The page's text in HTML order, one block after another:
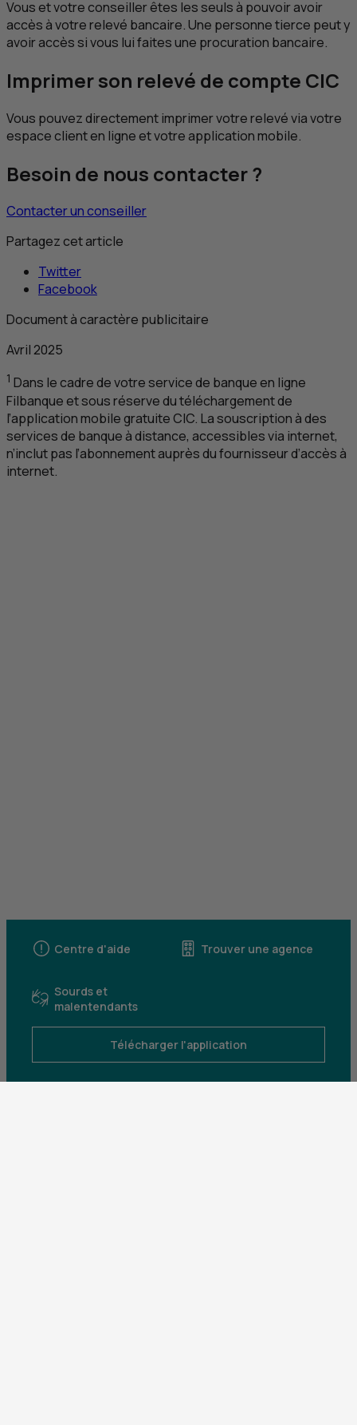
Vous et votre conseiller êtes les seuls à pouvoir avoir
accès à votre relevé bancaire. Une personne tierce peut y
avoir accès si vous lui faites une procuration bancaire.
Imprimer son relevé de compte CIC
Vous pouvez directement imprimer votre relevé via votre
espace client en ligne et votre application mobile.
Besoin de nous contacter ?
Contacter un conseiller
Partagez cet article
Twitter
Facebook
Document à caractère publicitaire
Avril 2025
1 Dans le cadre de votre service de banque en ligne
Filbanque et sous réserve du téléchargement de
l’application mobile gratuiteCIC. La souscription à des
services de banque à distance, accessibles via internet,
n’inclut pas l’abonnement auprès du fournisseur d’accès à
internet.
Centre d'aide Trouver une agence
Sourds et
malentendants
Télécharger l'application